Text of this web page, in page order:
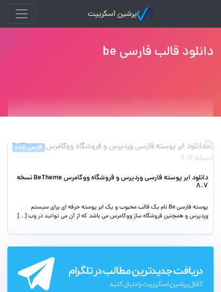
پرشین اسکریپت
دانلود قالب فارسی be
فارسی شده
دانلود ابر پوسته فارسی وردپرس و فروشگاه ووکامرس BeTheme نسخه
8.7
پوسته فارسی Be نام یک قالب محبوب و یک ابر پوسته حرفه ای برای سیستم
وردپرس و همچنین فروشگاه ساز ووکامرس می باشد که از آن می توانید در وب […]